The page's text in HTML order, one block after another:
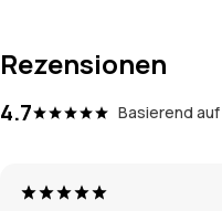
Rezensionen
4.7 Basierend auf